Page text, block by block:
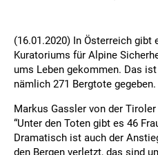
(16.01.2020) In Österreich
Kuratoriums für Alpine
ums Leben gekommen. Das
nämlich 271 Bergtote gegeben.
Markus Gassler von der Tiroler
“Unter den Toten gibt es 46
Dramatisch ist auch der
den Bergen verletzt, das sind